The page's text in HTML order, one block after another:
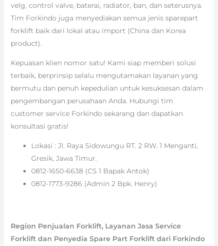
velg, control valve, baterai, radiator, ban, dan seterusnya.
Tim Forkindo juga menyediakan semua jenis sparepart
forklift baik dari lokal atau import (China dan Korea
product).
Kepuasan klien nomor satu! Kami siap memberi solusi
terbaik, berprinsip selalu mengutamakan layanan yang
bermutu dan penuh kepedulian untuk kesuksesan dalam
pengembangan perusahaan Anda. Hubungi tim
customer service Forkindo sekarang dan dapatkan
konsultasi gratis!
Lokasi : Jl. Raya Sidowungu RT. 2 RW. 1 Menganti,
Gresik, Jawa Timur.
0812-1650-6638 (CS 1 Bapak Antok)
0812-1773-9286 (Admin 2 Bpk. Henry)
Region Penjualan Forklift, Layanan Jasa Service
Forklift dan Penyedia Spare Part Forklift dari Forkindo